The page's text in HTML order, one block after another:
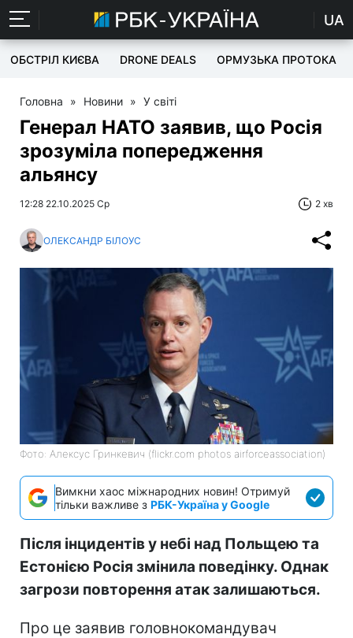
UA
ОБСТРІЛ КИЄВА DRONE DEALS ОРМУЗЬКА ПРОТОКА
Головна » Новини » У світі
Генерал НАТО заявив, що Росія
зрозуміла попередження
альянсу
12:28 22.10.2025 Ср 2 хв
ОЛЕКСАНДР БІЛОУС
Фото: Алексус Гринкевич (flickr.com photos airforceassociation)
Вимкни хаос міжнародних новин! Отримуй
тільки важливе з РБК-Україна у Google
Після інцидентів у небі над Польщею та
Естонією Росія змінила поведінку. Однак
загрози повторення атак залишаються.
Про це заявив головнокомандувач